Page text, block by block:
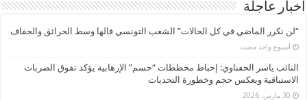
اخبار عاجلة
“لن نكرر الماضي في كل الحالات” الشعب التونسي قالها وسط الحرائق والجفاف
‏أسبوع واحد مضت
النائب ياسر الحفناوي: إحباط مخططات “حسم” الإرهابية يؤكد تفوق الضربات
الاستباقية ويعكس حجم وخطورة التحديات
30 مارس، 2026